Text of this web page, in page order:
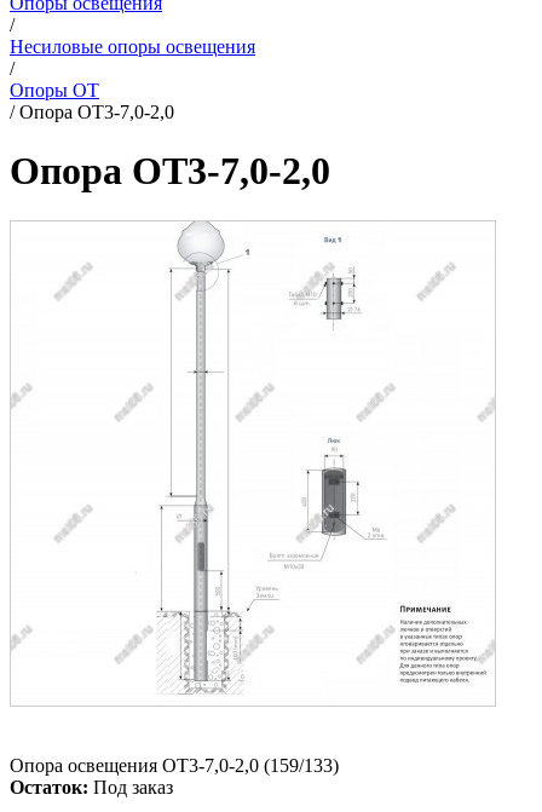
/
Несиловые опоры освещения
/
Опоры ОТ
/Опора ОТ3-7,0-2,0
Опора ОТ3-7,0-2,0
Опора освещения ОТ3-7,0-2,0 (159/133)
Остаток: Под заказ